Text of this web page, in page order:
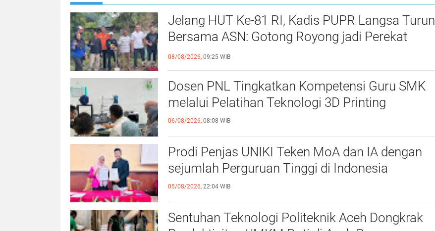
PNL Teken MoU dengan PT. Medianusa Permana. Ini yang Disepakati Kedua Belah Pihak
Jelang HUT Ke-81 RI, Kadis PUPR Langsa Turun
Bersama ASN: Gotong Royong jadi Perekat
Kebersamaan
08/08/2026, 09:25 WIB
Dosen PNL Tingkatkan Kompetensi Guru SMK
melalui Pelatihan Teknologi 3D Printing
06/08/2026, 08:08 WIB
Prodi Penjas UNIKI Teken MoA dan IA dengan
sejumlah Perguruan Tinggi di Indonesia
05/08/2026, 22:04 WIB
Sentuhan Teknologi Politeknik Aceh Dongkrak